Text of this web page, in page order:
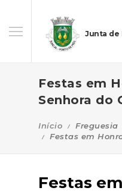
Junta de
Festas em
Senhora do
Início Freguesia
Festas em
Festas